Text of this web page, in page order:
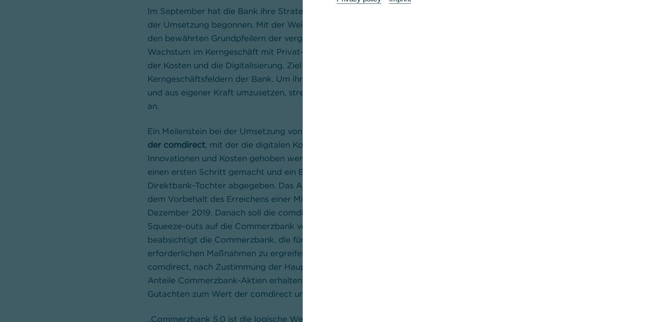
Im September hat die Bank ihre Strategie
der Umsetzung begonnen. Mit der Weiterentwicklung ihrer Strategie baut die Bank auf
den bewährten Grundpfeilern der vergangenen Jahre auf. Im Zentrum stehen weiter das
Wachstum im Kerngeschäft mit Privat-, Unternehmer- und Firmenkunden, die Senkung
der Kosten und die Digitalisierung. Ziel ist eine erhebliche Wertsteigerung in den
Kerngeschäftsfeldern der Bank. Um ihr Wachstums- und Investitionsprogramm schnell
und aus eigener Kraft umzusetzen, strebt die Bank den Verkauf der polnischen mBank
an.
Ein Meilenstein bei der Umsetzung von „Commerzbank 5.0“ ist die geplante
der comdirect, mit der die digitalen Kompetenzen gebündelt und Synergien bei
Innovationen und Kosten gehoben werden sollen. Ende Oktober hat die Bank hierbei
einen ersten Schritt gemacht und ein Erwerbsangebot für alle ausstehenden Aktien ihrer
Direktbank-Tochter abgegeben. Das Angebot von 11,44 Euro je Aktie in bar steht unter
dem Vorbehalt des Erreichens einer Mindestannahmeschwelle von 90 % und endet am 6.
Dezember 2019. Danach soll die comdirect im Wege eines verschmelzungsrechtlichen
Squeeze-outs auf die Commerzbank verschmolzen werden. Sollte dies nicht gelingen,
beabsichtigt die Commerzbank, die für eine direkte Verschmelzung der comdirect
erforderlichen Maßnahmen zu ergreifen. In diesem Fall würden die Aktionäre der
comdirect, nach Zustimmung der Hauptversammlungen beider Unternehmen, für ihre
Anteile Commerzbank-Aktien erhalten. Das Tauschverhältnis würde auf Basis von
Gutachten zum Wert der comdirect und der Commerzbank bestimmt.
„Commerzbank 5.0 ist die logische Weiterentwicklung unserer Strategie. Die Umsetzung